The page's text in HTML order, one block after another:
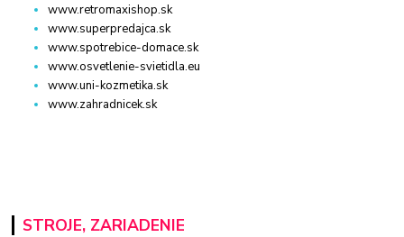
www.retromaxishop.sk
www.superpredajca.sk
www.spotrebice-domace.sk
www.osvetlenie-svietidla.eu
www.uni-kozmetika.sk
www.zahradnicek.sk
STROJE, ZARIADENIE